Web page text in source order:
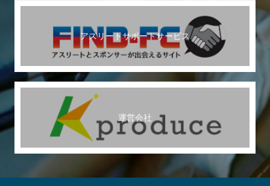
アスリートサポートサービス
運営会社